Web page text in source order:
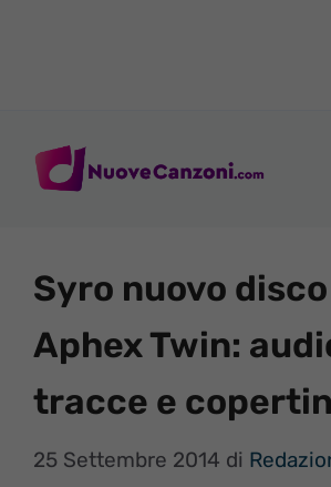
Syro nuovo
Aphex Twin:
tracce e
25 Settembre 2014 di